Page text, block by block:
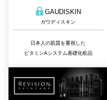
GAUDISKIN
ガウディスキン
日本人の肌質を重視した
ビタミンAシステム基礎化粧品